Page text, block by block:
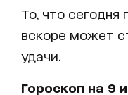
То, что сегодня
вскоре может
удачи.
Гороскоп на 9